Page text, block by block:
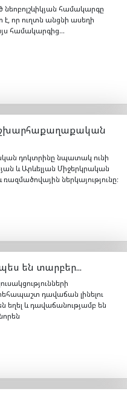
համակարգը
է, որ ուղտն անցնի ասեղի
համակարգից...
աշխարհաքաղաքական
դոկտրինը նպատակ ունի
և Արևելյան Միջերկրական
ներկայությունը։
են տարբեր...
դավաճան լինելու
և դավաճանությամբ են